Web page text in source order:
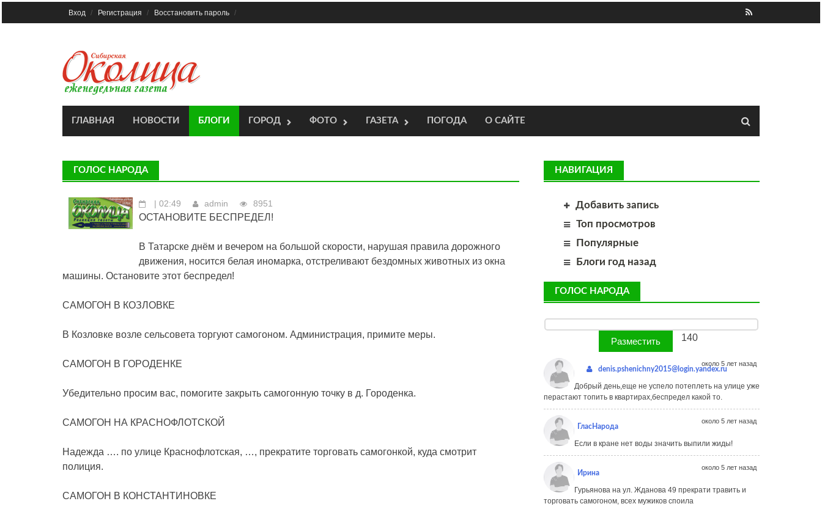
to
Вход Регистрация Восстановить пароль
ГЛАВНАЯ НОВОСТИ БЛОГИ ГОРОД ФОТО ГАЗЕТА ПОГОДА О САЙТЕ
ГОЛОС НАРОДА
| 02:49 admin 8951
ОСТАНОВИТЕ БЕСПРЕДЕЛ!
В Татарске днём и вечером на большой скорости, нарушая правила дорожного
движения, носится белая иномарка, отстреливают бездомных животных из окна
машины. Остановите этот беспредел!
САМОГОН В КОЗЛОВКЕ
В Козловке возле сельсовета торгуют самогоном. Администрация, примите меры.
САМОГОН В ГОРОДЕНКЕ
Убедительно просим вас, помогите закрыть самогонную точку в д. Городенка.
САМОГОН НА КРАСНОФЛОТСКОЙ
Надежда …. по улице Краснофлотская, …, прекратите торговать самогонкой, куда смотрит
полиция.
САМОГОН В КОНСТАНТИНОВКЕ
НАВИГАЦИЯ
Добавить запись
Топ просмотров
Популярные
Блоги год назад
ГОЛОС НАРОДА
140
denis.pshenichny2015@login.yandex.ru
около 5 лет назад
Добрый день,еще не успело потеплеть на улице уже
перастают топить в квартирах,беспредел какой то.
ГласНарода
около 5 лет назад
Если в кране нет воды значить выпили жиды!
Ирина
около 5 лет назад
Гурьянова на ул. Жданова 49 прекрати травить и
торговать самогоном, всех мужиков споила